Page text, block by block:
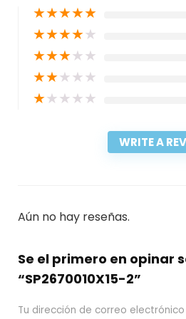
★★★★★
★★★★★
★★★★★
★★★★★
★★★★★
WRITE A
Aún no hay reseñas.
Se el primero en opinar
“SP2670010X15-2”
Tu dirección de correo